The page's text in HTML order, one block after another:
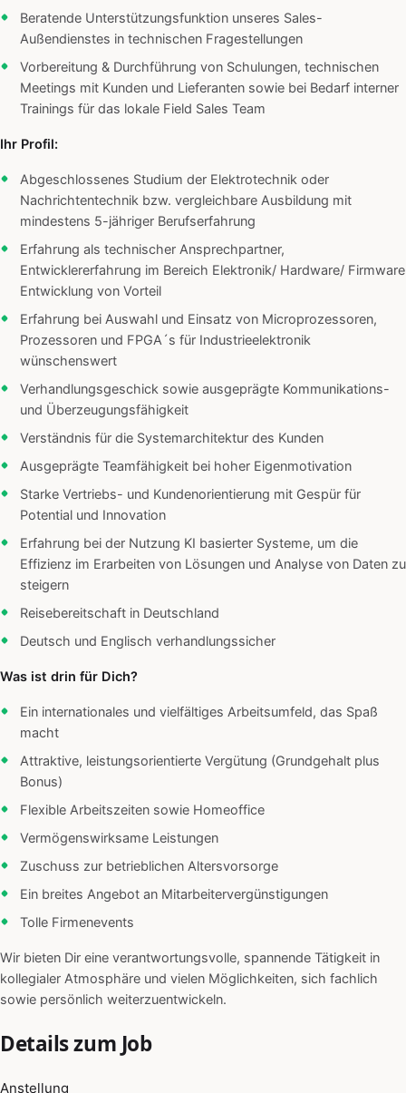
Beratende Unterstützungsfunktion unseres Sales-
Außendienstes in technischen Fragestellungen
Vorbereitung & Durchführung von Schulungen, technischen
Meetings mit Kunden und Lieferanten sowie bei Bedarf interner
Trainings für das lokale Field Sales Team
Ihr Profil:
Abgeschlossenes Studium der Elektrotechnik oder
Nachrichtentechnik bzw. vergleichbare Ausbildung mit
mindestens 5-jähriger Berufserfahrung
Erfahrung als technischer Ansprechpartner,
Entwicklererfahrung im Bereich Elektronik/ Hardware/ Firmware
Entwicklung von Vorteil
Erfahrung bei Auswahl und Einsatz von Microprozessoren,
Prozessoren und FPGA´s für Industrieelektronik
wünschenswert
Verhandlungsgeschick sowie ausgeprägte Kommunikations-
und Überzeugungsfähigkeit
Verständnis für die Systemarchitektur des Kunden
Ausgeprägte Teamfähigkeit bei hoher Eigenmotivation
Starke Vertriebs- und Kundenorientierung mit Gespür für
Potential und Innovation
Erfahrung bei der Nutzung KI basierter Systeme, um die
Effizienz im Erarbeiten von Lösungen und Analyse von Daten zu
steigern
Reisebereitschaft in Deutschland
Deutsch und Englisch verhandlungssicher
Was ist drin für Dich?
Ein internationales und vielfältiges Arbeitsumfeld, das Spaß
macht
Attraktive, leistungsorientierte Vergütung (Grundgehalt plus
Bonus)
Flexible Arbeitszeiten sowie Homeoffice
Vermögenswirksame Leistungen
Zuschuss zur betrieblichen Altersvorsorge
Ein breites Angebot an Mitarbeitervergünstigungen
Tolle Firmenevents
Wir bieten Dir eine verantwortungsvolle, spannende Tätigkeit in
kollegialer Atmosphäre und vielen Möglichkeiten, sich fachlich
sowie persönlich weiterzuentwickeln.
Details zum Job
Anstellung